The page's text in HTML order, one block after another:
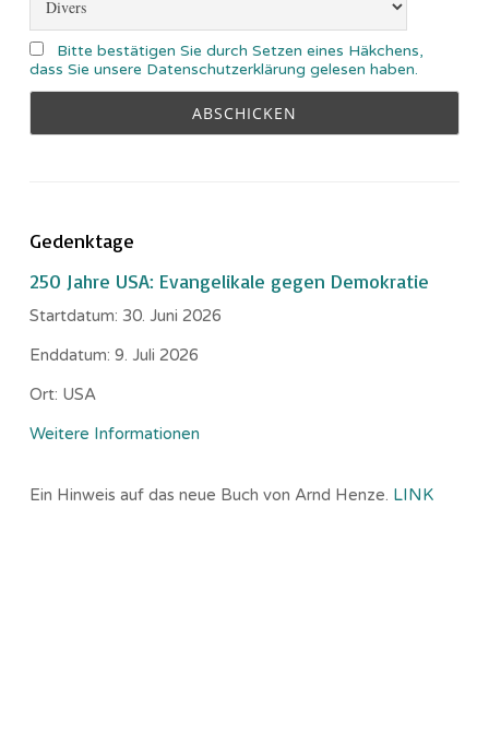
Bitte bestätigen Sie durch Setzen eines Häkchens,
dass Sie unsere Datenschutzerklärung gelesen haben.
Gedenktage
250 Jahre USA: Evangelikale gegen Demokratie
Startdatum: 30. Juni 2026
Enddatum: 9. Juli 2026
Ort: USA
Weitere Informationen
Ein Hinweis auf das neue Buch von Arnd Henze. LINK